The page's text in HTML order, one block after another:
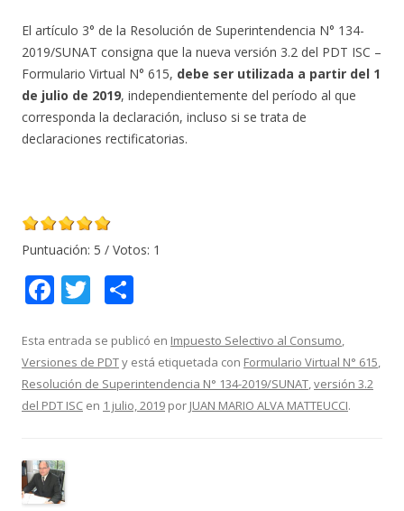
El artículo 3° de la Resolución de Superintendencia N° 134-
2019/SUNAT consigna que la nueva versión 3.2 del PDT ISC –
Formulario Virtual N° 615, debe ser utilizada a partir del 1
de julio de 2019, independientemente del período al que
corresponda la declaración, incluso si se trata de
declaraciones rectificatorias.
Puntuación: 5 / Votos: 1
F
e
b
o
k
T
itt
er
m
p
ar
Esta entrada se publicó en Impuesto Selectivo al Consumo,
Versiones de PDTy está etiquetada con Formulario Virtual N° 615,
Resolución de Superintendencia N° 134-2019/SUNAT,versión 3.2
del PDT ISC en 1 julio, 2019 por JUAN MARIO ALVA MATTEUCCI.